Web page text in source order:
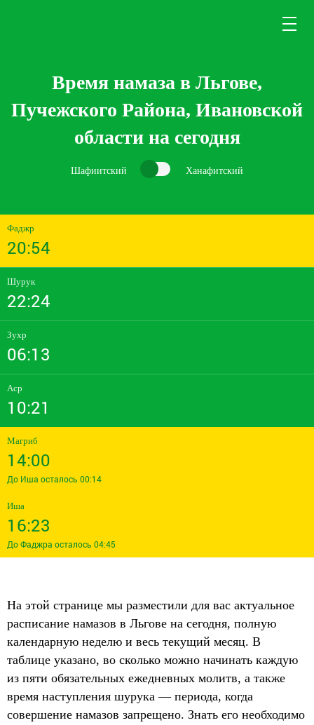
Время намаза в Льгове,
Пучежского Района, Ивановской
области на сегодня
Шафиитский Ханафитский
Фаджр
20:54
Шурук
22:24
Зухр
06:13
Аср
10:21
Магриб
14:00
До Иша осталось 00:14
Иша
16:23
До Фаджра осталось 04:45
На этой странице мы разместили для вас актуальное
расписание намазов в Льгове на сегодня, полную
календарную неделю и весь текущий месяц. В
таблице указано, во сколько можно начинать каждую
из пяти обязательных ежедневных молитв, а также
время наступления шурука — периода, когда
совершение намазов запрещено. Знать его необходимо